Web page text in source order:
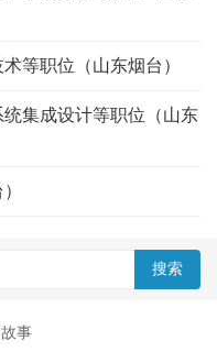
等职位（山东烟台）
集成设计等职位（山东
事